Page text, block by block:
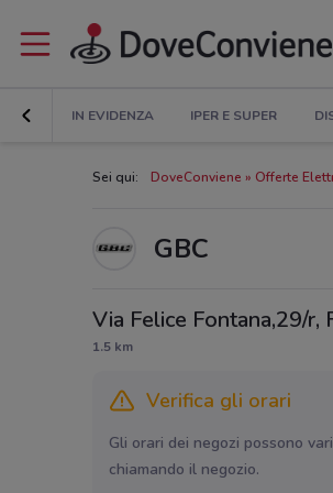
IN EVIDENZA IPER E SUPER
Sei qui: DoveConviene Offerte
GBC
Via Felice Fontana,29/r,
1.5 km
Verifica gli orari
Gli orari dei negozi possono
chiamando il negozio.